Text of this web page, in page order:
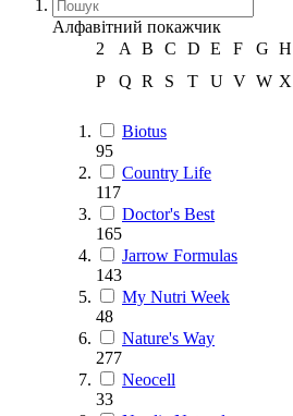
Алфавітний покажчик
2
A B C D E F G H
P
Q R S T U V W X
Biotus
95
Country Life
117
Doctor's Best
165
Jarrow Formulas
143
My Nutri Week
48
Nature's Way
277
Neocell
33